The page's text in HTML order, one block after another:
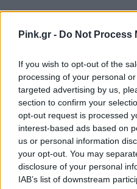
Pink.gr - Do Not Process
If you wish to opt-out of the
processing of your personal
targeted advertising by us,
section to confirm your
opt-out request is processed
interest-based ads based on
us or personal information
your opt-out. You may
disclosure of your personal
IAB’s list of downstream
Εξαιρετικές. Είναι η
πολύ με όσα γράφτηκαν
[ΠΗΓΗ]